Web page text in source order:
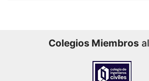
Colegios Miembros